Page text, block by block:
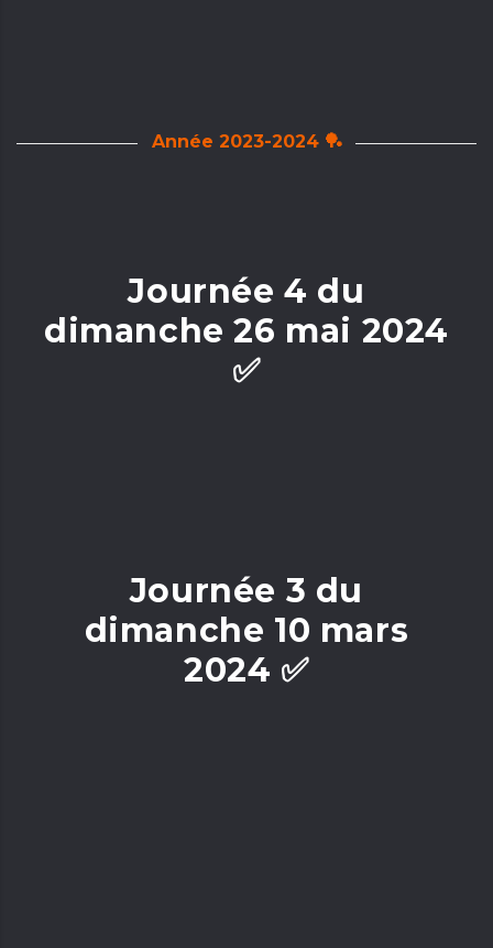
Année 2023-2024 🏓
Journée 4 du
dimanche 26 mai 2024
✅
Journée 3 du
dimanche 10 mars
2024 ✅